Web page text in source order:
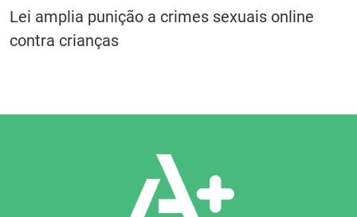
Lei amplia punição a crimes sexuais online
contra crianças